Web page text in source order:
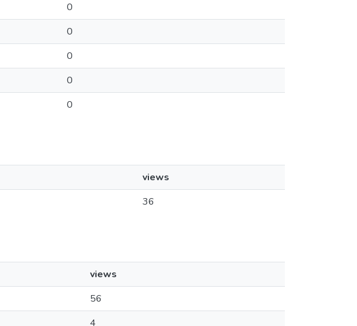
0
0
0
0
0
views
36
views
56
4